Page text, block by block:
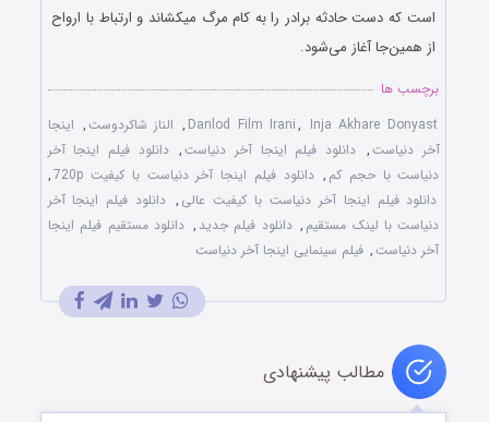
است که دست حادثه برادر را به کام مرگ میکشاند و ارتباط با ارواح
از همین‌جا آغاز می‌شود.
برچسب ها
Danlod Film Irani, Inja Akhare Donyast
, الناز شاكردوست, اینجا
آخر دنیاست, دانلود فیلم اینجا آخر دنیاست, دانلود فیلم اینجا آخر
دنیاست با حجم کم , دانلود فیلم اینجا آخر دنیاست با کیفیت 720p
,
دانلود فیلم اینجا آخر دنیاست با کیفیت عالی , دانلود فیلم اینجا آخر
دنیاست با لینک مستقیم , دانلود فیلم جدید , دانلود مستقیم فیلم اینجا
آخر دنیاست, فیلم سینمایی اینجا آخر دنیاست
مطالب پیشنهادی